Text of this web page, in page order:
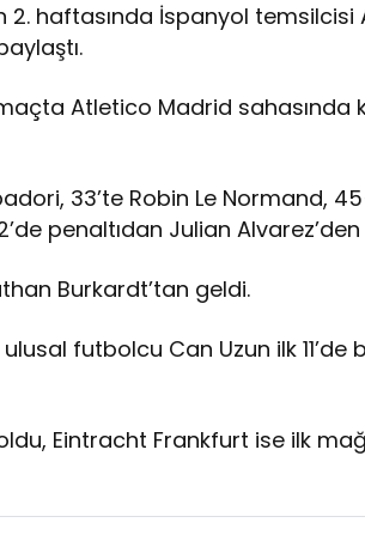
2. haftasında İspanyol
Atletico Madrid sahasında
33’te Robin Le Normand,
penaltıdan Julian
Burkardt’tan geldi.
futbolcu Can Uzun ilk 11’de
Eintracht Frankfurt ise ilk